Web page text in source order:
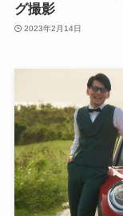
グ撮影
2023年2月14日